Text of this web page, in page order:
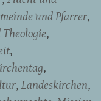
und Pfarrer
Landeskirchen